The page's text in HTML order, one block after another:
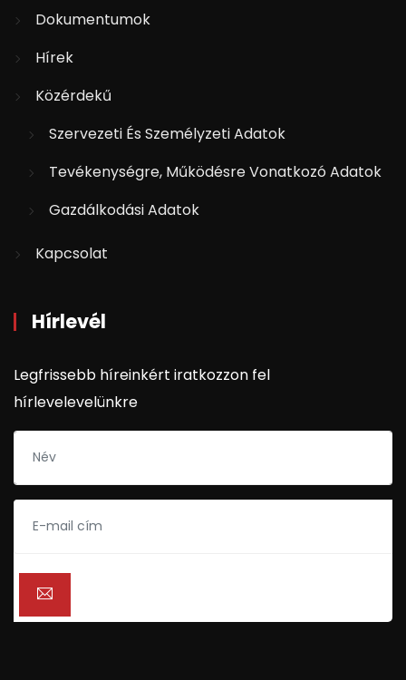
Dokumentumok
Hírek
Közérdekű
Szervezeti És Személyzeti Adatok
Tevékenységre, Működésre Vonatkozó Adatok
Gazdálkodási Adatok
Kapcsolat
Hírlevél
Legfrissebb híreinkért iratkozzon fel
hírlevelevelünkre